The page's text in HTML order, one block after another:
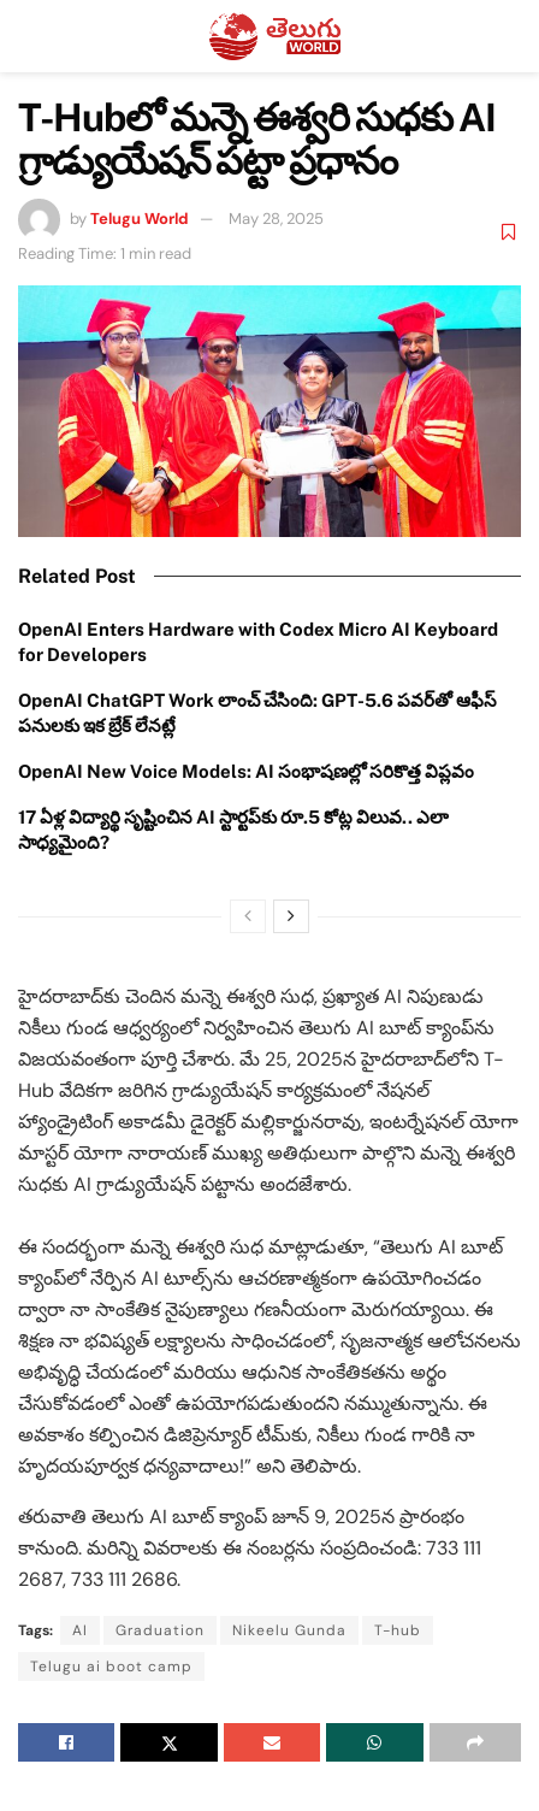
T-Hubలో మన్నె ఈశ్వరి సుధకు AI
గ్రాడ్యుయేషన్ పట్టా ప్రధానం
byTelugu World
May 28, 2025
Reading Time: 1 min read
Related Post
OpenAI Enters Hardware with Codex Micro AI Keyboard
for Developers
OpenAI ChatGPT Work లాంచ్ చేసింది: GPT-5.6 పవర్‌తో ఆఫీస్
పనులకు ఇక బ్రేక్ లేనట్లే
OpenAI New Voice Models: AI సంభాషణల్లో సరికొత్త విప్లవం
17 ఏళ్ల విద్యార్థి సృష్టించిన AI స్టార్టప్‌కు రూ.5 కోట్ల విలువ.. ఎలా
సాధ్యమైంది?
హైదరాబాద్‌కు చెందిన మన్నె ఈశ్వరి సుధ, ప్రఖ్యాత AI నిపుణుడు
నికీలు గుండ ఆధ్వర్యంలో నిర్వహించిన తెలుగు AI బూట్ క్యాంప్‌ను
విజయవంతంగా పూర్తి చేశారు. మే 25, 2025న హైదరాబాద్‌లోని T-
Hub వేదికగా జరిగిన గ్రాడ్యుయేషన్ కార్యక్రమంలో నేషనల్
హ్యాండ్రైటింగ్ అకాడమీ డైరెక్టర్ మల్లికార్జునరావు, ఇంటర్నేషనల్ యోగా
మాస్టర్ యోగా నారాయణ్ ముఖ్య అతిథులుగా పాల్గొని మన్నె ఈశ్వరి
సుధకు AI గ్రాడ్యుయేషన్ పట్టాను అందజేశారు.
ఈ సందర్భంగా మన్నె ఈశ్వరి సుధ మాట్లాడుతూ, “తెలుగు AI బూట్
క్యాంప్‌లో నేర్పిన AI టూల్స్‌ను ఆచరణాత్మకంగా ఉపయోగించడం
ద్వారా నా సాంకేతిక నైపుణ్యాలు గణనీయంగా మెరుగయ్యాయి. ఈ
శిక్షణ నా భవిష్యత్ లక్ష్యాలను సాధించడంలో, సృజనాత్మక ఆలోచనలను
అభివృద్ధి చేయడంలో మరియు ఆధునిక సాంకేతికతను అర్థం
చేసుకోవడంలో ఎంతో ఉపయోగపడుతుందని నమ్ముతున్నాను. ఈ
అవకాశం కల్పించిన డిజిప్రెన్యూర్ టీమ్‌కు, నికీలు గుండ గారికి నా
హృదయపూర్వక ధన్యవాదాలు!” అని తెలిపారు.
తరువాతి తెలుగు AI బూట్ క్యాంప్ జూన్ 9, 2025న ప్రారంభం
కానుంది. మరిన్ని వివరాలకు ఈ నంబర్లను సంప్రదించండి: 733 111
2687, 733 111 2686.
Tags: AI Graduation Nikeelu Gunda
T-hub
Telugu ai boot camp